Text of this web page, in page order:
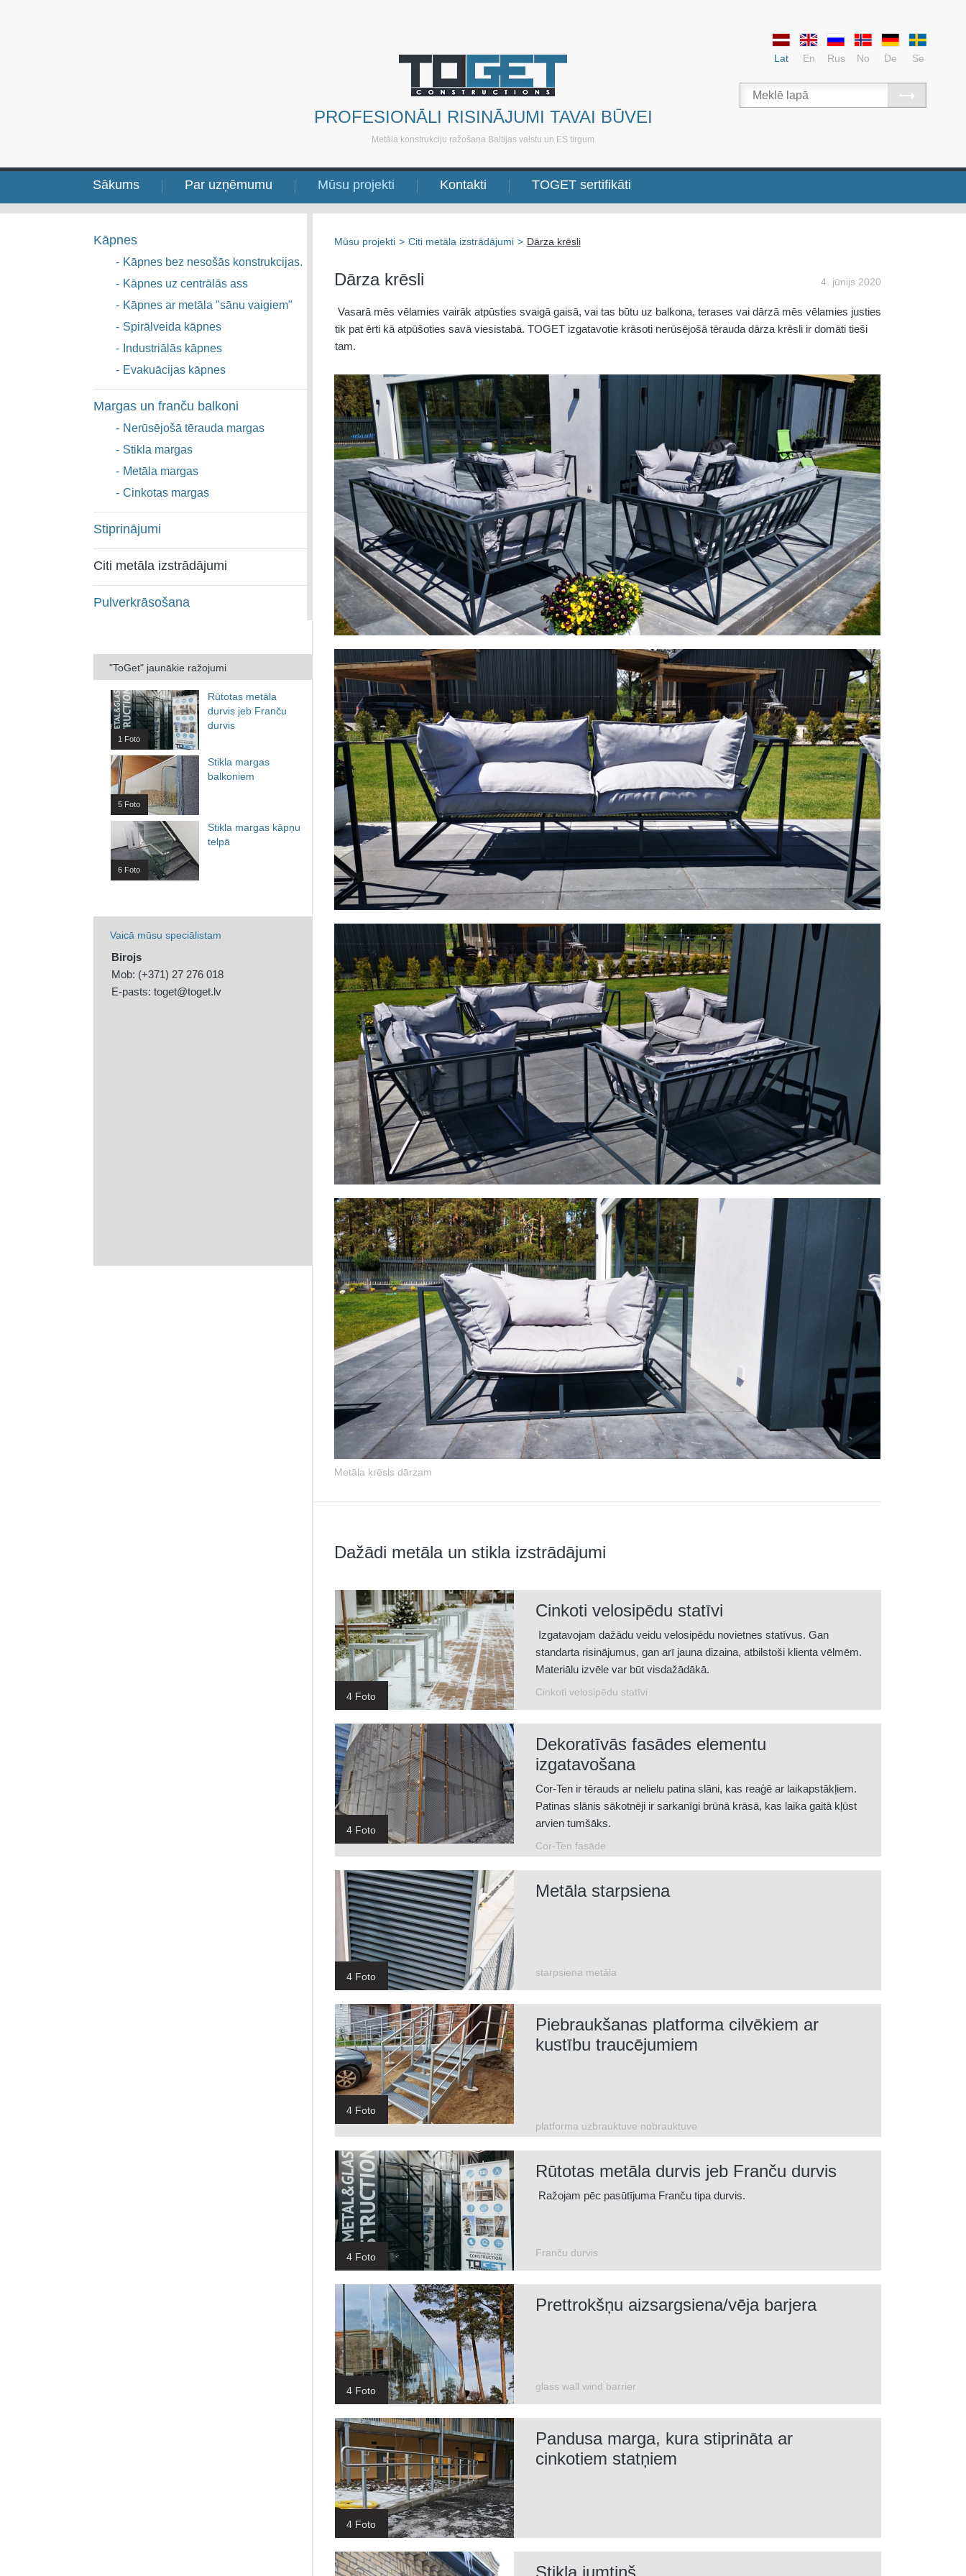
PROFESIONĀLI RISINĀJUMI TAVAI BŪVEI
Metāla konstrukciju ražošana Baltijas valstu un ES tirgum
Lat En Rus No De Se
Sākums Par uzņēmumu Mūsu projekti Kontakti TOGET sertifikāti
Kāpnes
- Kāpnes bez nesošās konstrukcijas.
- Kāpnes uz centrālās ass
- Kāpnes ar metāla "sānu vaigiem"
- Spirālveida kāpnes
-
Industriālās kāpnes
- Evakuācijas kāpnes
Margas un franču balkoni
- Nerūsējošā tērauda margas
- Stikla margas
- Metāla margas
- Cinkotas margas
Stiprinājumi
Citi metāla izstrādājumi
Pulverkrāsošana
"ToGet" jaunākie ražojumi
Rūtotas metāla
durvis jeb Franču
durvis
1 Foto
Stikla margas
balkoniem
5 Foto
Stikla margas kāpņu
telpā
6 Foto
Vaicā mūsu speciālistam
Birojs
Mob: (+371) 27 276 018
E-pasts: toget@toget.lv
Mūsu projekti > Citi metāla izstrādājumi > Dārza krēsli
4. jūnijs 2020
Dārza krēsli
Vasarā mēs vēlamies vairāk atpūsties svaigā gaisā, vai tas būtu uz balkona, terases vai dārzā mēs vēlamies justies
tik pat ērti kā atpūšoties savā viesistabā. TOGET izgatavotie krāsoti nerūsējošā tērauda dārza krēsli ir domāti tieši
tam.
Metāla krēsls dārzam
Dažādi metāla un stikla izstrādājumi
4 Foto
Cinkoti velosipēdu statīvi
Izgatavojam dažādu veidu velosipēdu novietnes statīvus. Gan
standarta risinājumus, gan arī jauna dizaina, atbilstoši klienta vēlmēm.
Materiālu izvēle var būt visdažādākā.
Cinkoti velosipēdu statīvi
4 Foto
Dekoratīvās fasādes elementu
izgatavošana
Cor-Ten ir tērauds ar nelielu patina slāni, kas reaģē ar laikapstākļiem.
Patinas slānis sākotnēji ir sarkanīgi brūnā krāsā, kas laika gaitā kļūst
arvien tumšāks.
Daudzstāvu autostāvvietas fasādes darbi - Rinkeby, Zviedrijā.
Cor-Ten fasāde
4 Foto
Metāla starpsiena
starpsiena metāla
4 Foto
Piebraukšanas platforma cilvēkiem ar
kustību traucējumiem
platforma uzbrauktuve nobrauktuve
4 Foto
Rūtotas metāla durvis jeb Franču durvis
Ražojam pēc pasūtījuma Franču tipa durvis.
Franču durvis
4 Foto
Prettrokšņu aizsargsiena/vēja barjera
glass wall wind barrier
4 Foto
Pandusa marga, kura stiprināta ar
cinkotiem statņiem
Stikla jumtiņš